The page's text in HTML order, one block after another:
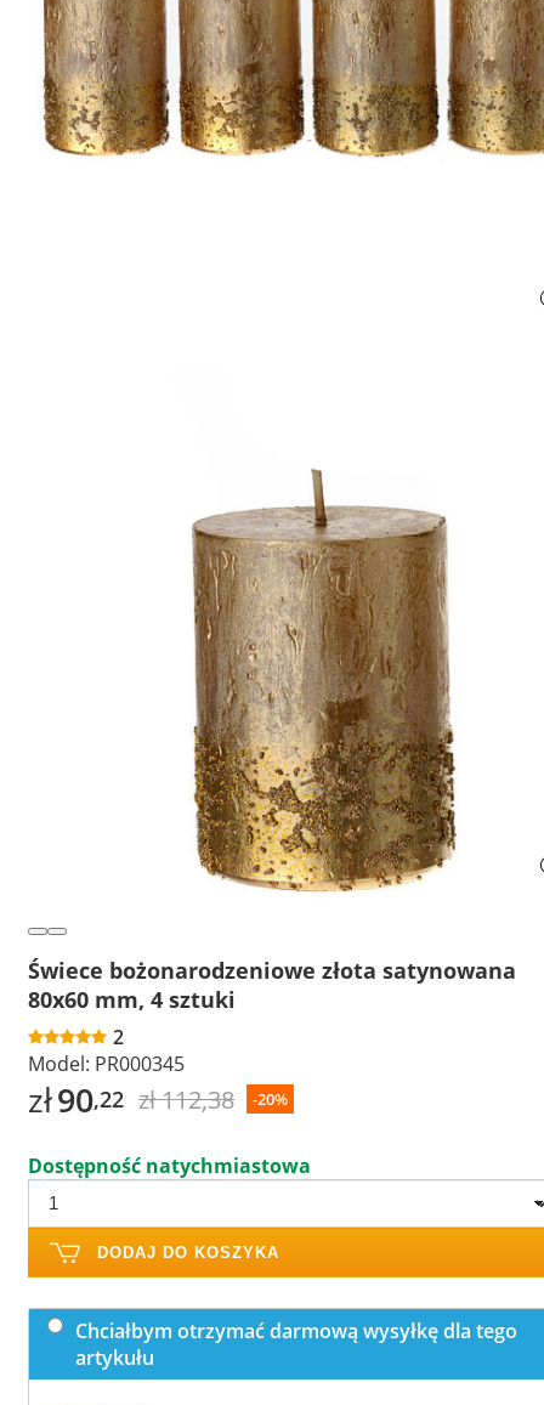
Świece bożonarodzeniowe złota satynowana
80x60 mm, 4 sztuki
2
Model: PR000345
zł90,22 zł 112,38 -20%
Dostępność natychmiastowa
DODAJ DO KOSZYKA
Chciałbym otrzymać darmową wysyłkę dla tego
artykułu